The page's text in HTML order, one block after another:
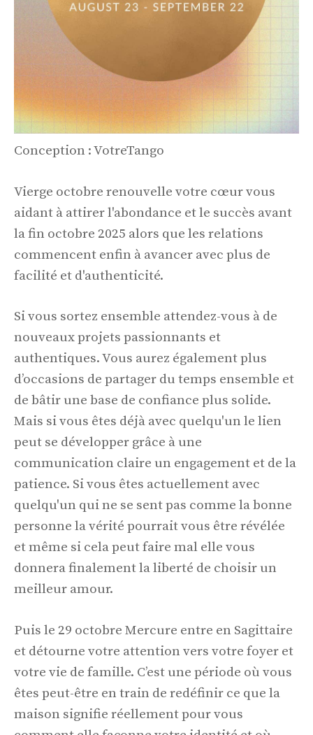
Conception : VotreTango
Vierge octobre renouvelle votre cœur vous
aidant à attirer l'abondance et le succès avant
la fin octobre 2025 alors que les relations
commencent enfin à avancer avec plus de
facilité et d'authenticité.
Si vous sortez ensemble attendez-vous à de
nouveaux projets passionnants et
authentiques. Vous aurez également plus
d’occasions de partager du temps ensemble et
de bâtir une base de confiance plus solide.
Mais si vous êtes déjà avec quelqu'un le lien
peut se développer grâce à une
communication claire un engagement et de la
patience. Si vous êtes actuellement avec
quelqu'un qui ne se sent pas comme la bonne
personne la vérité pourrait vous être révélée
et même si cela peut faire mal elle vous
donnera finalement la liberté de choisir un
meilleur amour.
Puis le 29 octobre Mercure entre en Sagittaire
et détourne votre attention vers votre foyer et
votre vie de famille. C’est une période où vous
êtes peut-être en train de redéfinir ce que la
maison signifie réellement pour vous